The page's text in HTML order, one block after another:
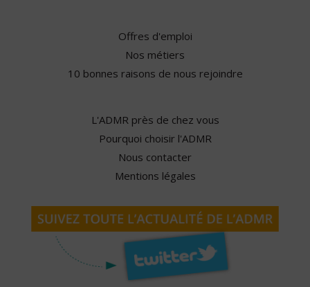
Offres d'emploi
Nos métiers
10 bonnes raisons de nous rejoindre
L'ADMR près de chez vous
Pourquoi choisir l'ADMR
Nous contacter
Mentions légales